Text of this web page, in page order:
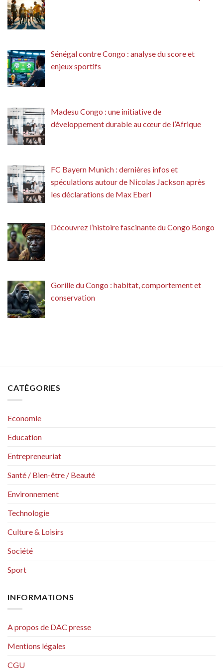
Sénégal contre Congo : analyse du score et
enjeux sportifs
Madesu Congo : une initiative de
développement durable au cœur de l’Afrique
FC Bayern Munich : dernières infos et
spéculations autour de Nicolas Jackson après
les déclarations de Max Eberl
Découvrez l’histoire fascinante du Congo Bongo
Gorille du Congo : habitat, comportement et
conservation
CATÉGORIES
Economie
Education
Entrepreneuriat
Santé / Bien-être / Beauté
Environnement
Technologie
Culture & Loisirs
Société
Sport
INFORMATIONS
A propos de DAC presse
Mentions légales
CGU